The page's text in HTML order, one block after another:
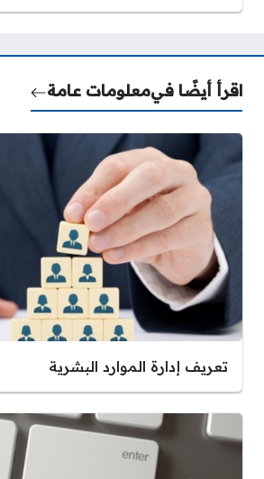
اقرأ أيضًا فيمعلومات عامة
تعريف إدارة الموارد البشرية